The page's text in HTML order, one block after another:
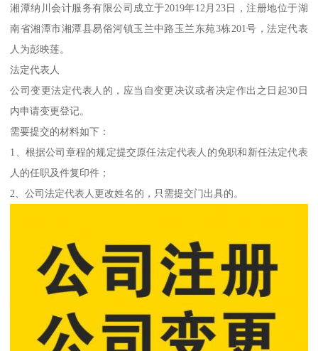
湘潭纳川会计服务有限公司成立于2019年12月23日，注册地位于湖
南省湘潭市湘潭县易俗河镇玉兰中路玉兰东苑3栋201号，法定代表
人为彭映莲。
法定代表人
公司变更法定代表人的，应当自变更决议或者决定作出之日起30日
内申请变更登记。
需要提交的材料如下：
1、根据公司章程的规定提交原任法定代表人的免职和新任法定代表
人的任职及件复印件；
2、公司法定代表人更改姓名的，只需提交门出具的。